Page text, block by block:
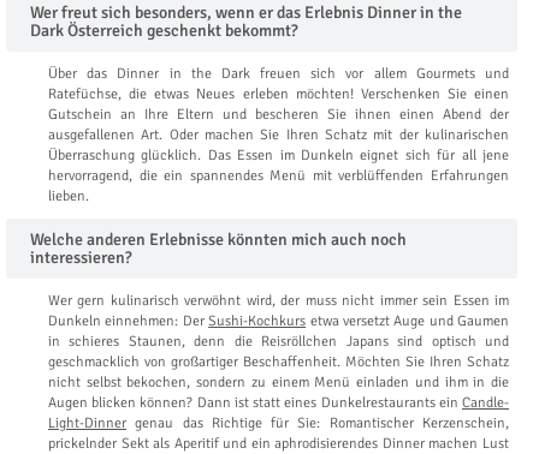
Wer freut sich besonders, wenn er das Erlebnis Dinner in the
Dark Österreich geschenkt bekommt?
Über das Dinner in the Dark freuen sich vor allem Gourmets und
Ratefüchse, die etwas Neues erleben möchten! Verschenken Sie einen
Gutschein an Ihre Eltern und bescheren Sie ihnen einen Abend der
ausgefallenen Art. Oder machen Sie Ihren Schatz mit der kulinarischen
Überraschung glücklich. Das Essen im Dunkeln eignet sich für all jene
hervorragend, die ein spannendes Menü mit verblüffenden Erfahrungen
lieben.
Welche anderen Erlebnisse könnten mich auch noch
interessieren?
Wer gern kulinarisch verwöhnt wird, der muss nicht immer sein Essen im
Dunkeln einnehmen: DerSushi-Kochkurs etwa versetzt Auge und Gaumen
in schieres Staunen, denn die Reisröllchen Japans sind optisch und
geschmacklich von großartiger Beschaffenheit. Möchten Sie Ihren Schatz
nicht selbst bekochen, sondern zu einem Menü einladen und ihm in die
Augen blicken können? Dann ist statt eines Dunkelrestaurants ein Candle-
Light-Dinner genau das Richtige für Sie: Romantischer Kerzenschein,
prickelnder Sekt als Aperitif und ein aphrodisierendes Dinner machen Lust